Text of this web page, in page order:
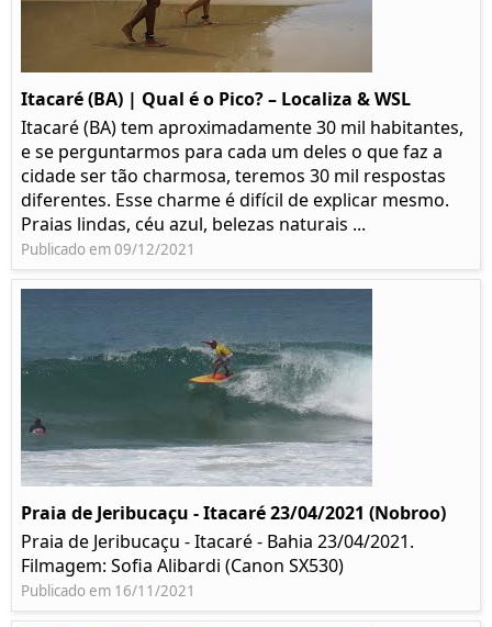
Itacaré (BA) | Qual é o Pico? – Localiza & WSL​​
Itacaré (BA) tem aproximadamente 30 mil habitantes,
e se perguntarmos para cada um deles o que faz a
cidade ser tão charmosa, teremos 30 mil respostas
diferentes. Esse charme é difícil de explicar mesmo.
Praias lindas, céu azul, belezas naturais ...
Publicado em 09/12/2021
Praia de Jeribucaçu - Itacaré 23/04/2021 (Nobroo)
Praia de Jeribucaçu - Itacaré - Bahia 23/04/2021.
Filmagem: Sofia Alibardi (Canon SX530)
Publicado em 16/11/2021